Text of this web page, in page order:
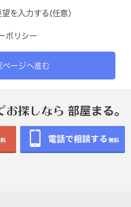
を入力する(任意）
ポリシー
ページへ進む